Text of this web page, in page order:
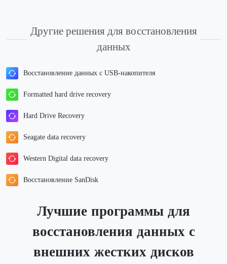
Другие решения для восстановления
данных
Восстановление данных с USB-накопителя
Formatted hard drive recovery
Hard Drive Recovery
Seagate data recovery
Western Digital data recovery
Восстановление SanDisk
Лучшие программы для
восстановления данных с
внешних жестких дисков